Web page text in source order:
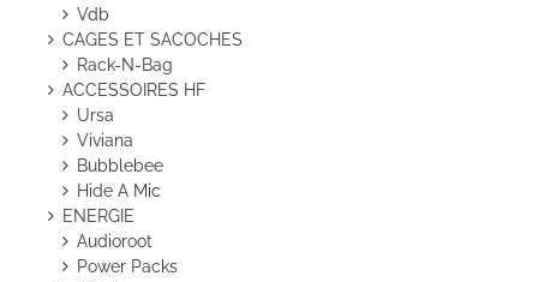
Vdb
CAGES ET SACOCHES
Rack-N-Bag
ACCESSOIRES HF
Ursa
Viviana
Bubblebee
Hide A Mic
ENERGIE
Audioroot
Power Packs